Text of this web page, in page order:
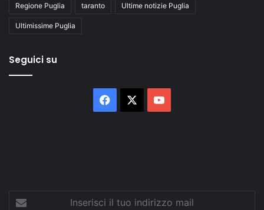
Regione Puglia taranto Ultime notizie Puglia
Ultimissime Puglia
Seguici su
Facebook